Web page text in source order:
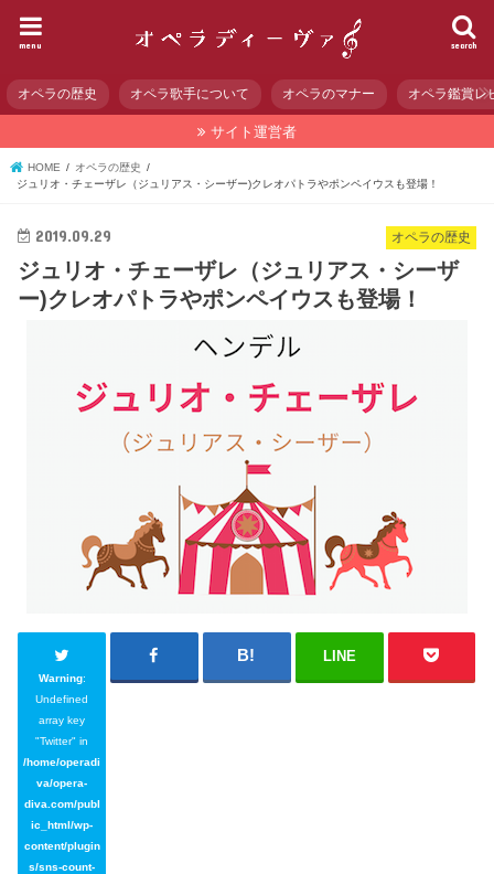
search
menu
オペラの歴史 オペラ歌手について オペラのマナー オペラ鑑賞レ
サイト運営者
HOME
オペラの歴史
ジュリオ・チェーザレ（ジュリアス・シーザー)クレオパトラやポンペイウスも登場！
オペラの歴史
2019.09.29
ジュリオ・チェーザレ（ジュリアス・シーザ
ー)クレオパトラやポンペイウスも登場！
Warning:
Undefined
array key
"Twitter" in
/home/operadi
va/opera-
diva.com/publ
ic_html/wp-
content/plugin
s/sns-count-
LINE